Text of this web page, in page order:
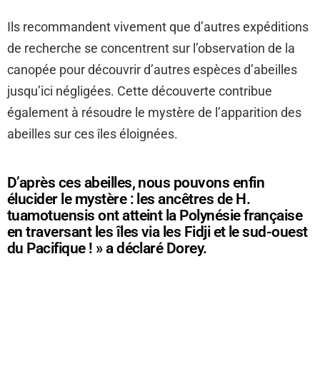
Ils recommandent vivement que d’autres expéditions
de recherche se concentrent sur l’observation de la
canopée pour découvrir d’autres espèces d’abeilles
jusqu’ici négligées. Cette découverte contribue
également à résoudre le mystère de l’apparition des
abeilles sur ces îles éloignées.
D’après ces abeilles, nous pouvons enfin
élucider le mystère : les ancêtres de H.
tuamotuensis ont atteint la Polynésie française
en traversant les îles via les Fidji et le sud-ouest
du Pacifique ! » a déclaré Dorey.